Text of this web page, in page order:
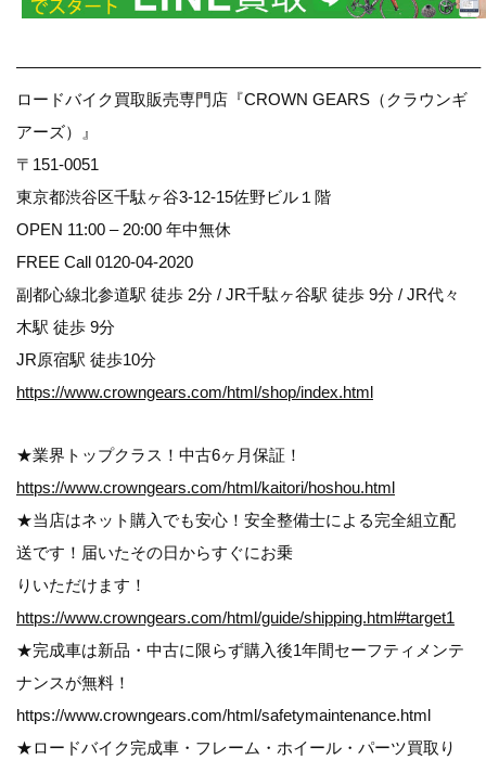
————————————————————————————–
ロードバイク買取販売専門店『CROWN GEARS（クラウンギ
アーズ）』
〒151-0051
東京都渋谷区千駄ヶ谷3-12-15佐野ビル１階
OPEN 11:00 – 20:00 年中無休
FREE Call 0120-04-2020
副都心線北参道駅 徒歩 2分 / JR千駄ヶ谷駅 徒歩 9分 / JR代々
木駅 徒歩 9分
JR原宿駅 徒歩10分
https://www.crowngears.com/html/shop/index.html
★業界トップクラス！中古6ヶ月保証！
https://www.crowngears.com/html/kaitori/hoshou.html
★当店はネット購入でも安心！安全整備士による完全組立配
送です！届いたその日からすぐにお乗
りいただけます！
https://www.crowngears.com/html/guide/shipping.html#target1
★完成車は新品・中古に限らず購入後1年間セーフティメンテ
ナンスが無料！
https://www.crowngears.com/html/safetymaintenance.html
★ロードバイク完成車・フレーム・ホイール・パーツ買取り